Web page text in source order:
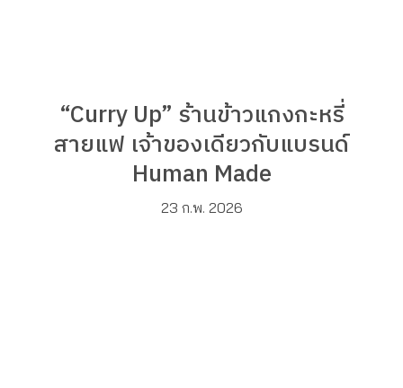
“Curry Up” ร้านข้าวแกงกะหรี่
สายแฟ เจ้าของเดียวกับแบรนด์
Human Made
23 ก.พ. 2026